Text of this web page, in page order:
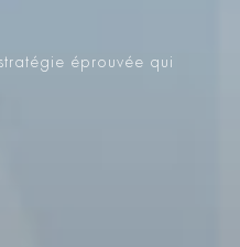
éprouvée qui